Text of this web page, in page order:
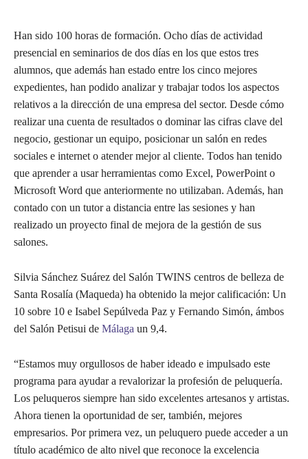
Han sido 100 horas de formación. Ocho días de actividad
presencial en seminarios de dos días en los que estos tres
alumnos, que además han estado entre los cinco mejores
expedientes, han podido analizar y trabajar todos los aspectos
relativos a la dirección de una empresa del sector. Desde cómo
realizar una cuenta de resultados o dominar las cifras clave del
negocio, gestionar un equipo, posicionar un salón en redes
sociales e internet o atender mejor al cliente. Todos han tenido
que aprender a usar herramientas como Excel, PowerPoint o
Microsoft Word que anteriormente no utilizaban. Además, han
contado con un tutor a distancia entre las sesiones y han
realizado un proyecto final de mejora de la gestión de sus
salones.
Silvia Sánchez Suárez del Salón TWINS centros de belleza de
Santa Rosalía (Maqueda) ha obtenido la mejor calificación: Un
10 sobre 10 e Isabel Sepúlveda Paz y Fernando Simón, ámbos
del Salón Petisui de Málaga un 9,4.
“Estamos muy orgullosos de haber ideado e impulsado este
programa para ayudar a revalorizar la profesión de peluquería.
Los peluqueros siempre han sido excelentes artesanos y artistas.
Ahora tienen la oportunidad de ser, también, mejores
empresarios. Por primera vez, un peluquero puede acceder a un
título académico de alto nivel que reconoce la excelencia